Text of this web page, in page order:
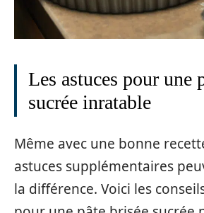
Les astuces pour une
sucrée inratable
Même avec une bonne
astuces supplémentaires
la différence. Voici les